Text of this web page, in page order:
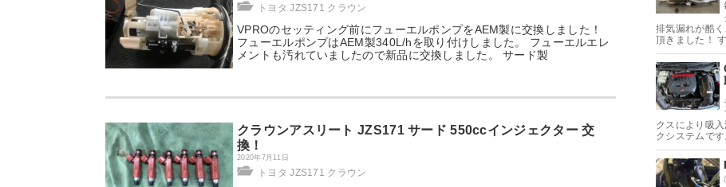
トヨタ JZS171 クラウン
VPROのセッティング前にフューエルポンプをAEM製に交換しました！
フューエルポンプはAEM製340L/hを取り付けしました。 フューエルエレ
メントも汚れていましたので新品に交換しました。 サード製
クラウンアスリート JZS171 サード 550ccインジェクター 交
換！
2020年7月11日
トヨタ JZS171 クラウン
排気漏れが酷
頂きました！
クスにより吸
クシステムで